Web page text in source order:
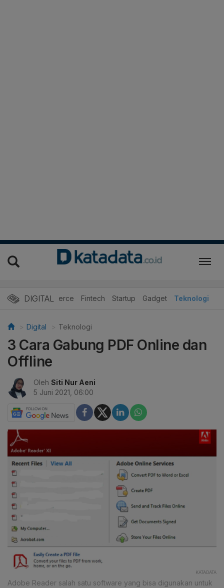
DIGITAL
E-Commerce Fintech Startup Gadget Teknologi
Digital Teknologi
3 Cara Gabung PDF Online dan
Offline
Oleh Siti Nur Aeni
5 Juni 2021, 06:00
KATADATA
Adobe Reader salah satu software yang bisa digunakan untuk